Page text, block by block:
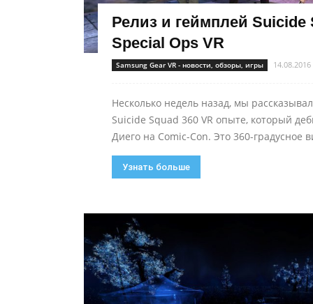
Релиз и геймплей Suicide
Special Ops VR
Samsung Gear VR - новости, обзоры, игры 14.08.2016
Несколько недель назад, мы
Suicide Squad 360 VR опыте, который
Диего на Comic-Con. Это 360-градусное
Узнать больше